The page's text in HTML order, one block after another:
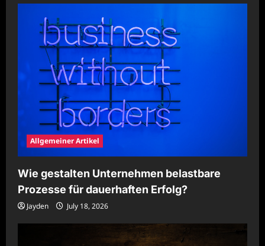
Allgemeiner Artikel
Wie gestalten Unternehmen belastbare
Prozesse für dauerhaften Erfolg?
Jayden July 18, 2026